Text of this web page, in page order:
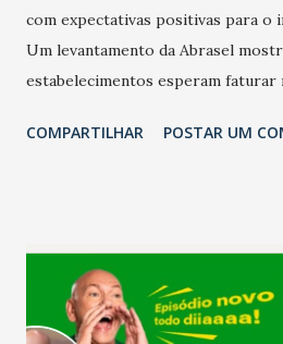
com expectativas positivas para o
Um levantamento da Abrasel
estabelecimentos esperam faturar
relação ao último trimestre deste
confraternizações de fim de ano e
Salário para um número maior de
país tem a menor taxa de
COMPARTILHAR POSTAR UM